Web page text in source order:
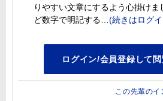
りやすい文章にするよう心掛け
ど数字で明記する
この先輩のイ